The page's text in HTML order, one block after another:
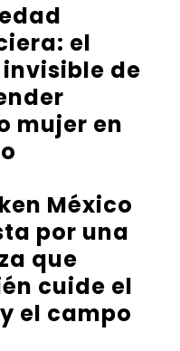
el
de
mujer en
México
por una
que
cuide el
el campo